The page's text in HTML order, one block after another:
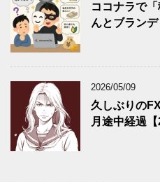
ココナラで
んとブラン
2026/05/09
久しぶりの
月途中経過【